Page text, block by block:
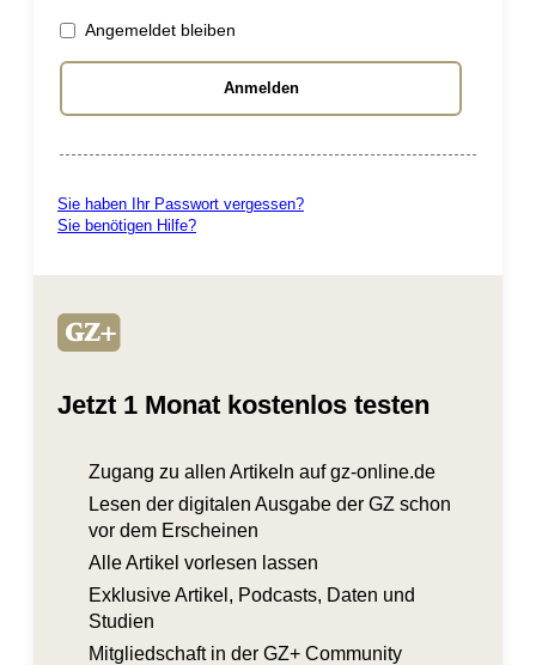
Angemeldet bleiben
Sie haben Ihr Passwort vergessen?
Sie benötigen Hilfe?
Jetzt 1 Monat kostenlos testen
Zugang zu allen Artikeln auf gz-online.de
Lesen der digitalen Ausgabe der GZ schon
vor dem Erscheinen
Alle Artikel vorlesen lassen
Exklusive Artikel, Podcasts, Daten und
Studien
Mitgliedschaft in der GZ+ Community